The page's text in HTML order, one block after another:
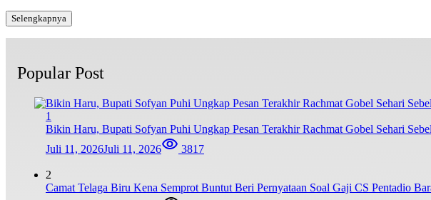
Selengkapnya
Popular Post
1
Bikin Haru, Bupati Sofyan Puhi Ungkap Pesan Terakhir Rachmat Gobel Sehari
Juli 11, 2026Juli 11, 2026 3817
2
Camat Telaga Biru Kena Semprot Buntut Beri Pernyataan Soal Gaji CS Pentadio